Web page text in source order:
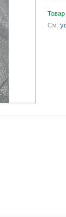
Товар
См.